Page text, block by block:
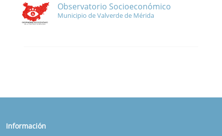
Observatorio Socioeconómico
Municipio de Valverde de Mérida
Información